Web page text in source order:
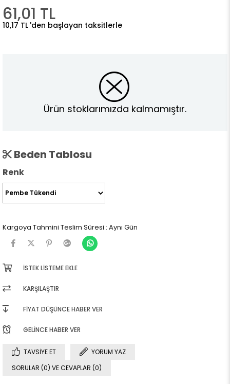
61,01 TL
10,17 TL 'den başlayan taksitlerle
Ürün stoklarımızda kalmamıştır.
Beden Tablosu
Renk
Kargoya Tahmini Teslim Süresi : Aynı Gün
İSTEK LISTEME EKLE
KARŞILAŞTIR
FIYAT DÜŞÜNCE HABER VER
GELINCE HABER VER
TAVSIYE ET
YORUM YAZ
SORULAR (0) VE CEVAPLAR (0)